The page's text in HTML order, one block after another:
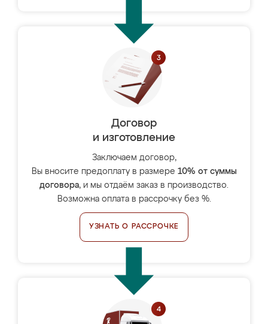
Договор
и изготовление
Заключаем договор,
Вы вносите предоплату в размере 10% от суммы
договора, и мы отдаём заказ в производство.
Возможна оплата в рассрочку без %.
УЗНАТЬ О РАССРОЧКЕ